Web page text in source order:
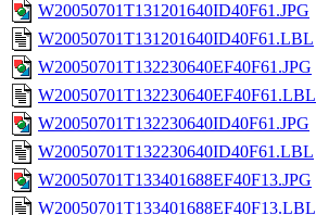
W20050701T131201640ID40F61.JPG
W20050701T131201640ID40F61.LBL
W20050701T132230640EF40F61.JPG
W20050701T132230640EF40F61.LBL
W20050701T132230640ID40F61.JPG
W20050701T132230640ID40F61.LBL
W20050701T133401688EF40F13.JPG
W20050701T133401688EF40F13.LBL